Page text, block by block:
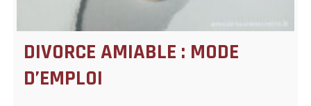
DIVORCE AMIABLE : MODE
D’EMPLOI